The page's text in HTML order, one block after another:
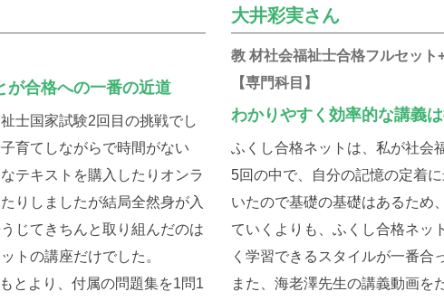
が合格への一番の近道
士国家試験2回目の挑戦でし
育てしながらで時間がない
テキストを購入したりオンラ
りしましたが結局全然身が入
じてきちんと取り組んだのは
トの講座だけでした。
とより、付属の問題集を1問1
大井彩実さん
教 材社会福祉士合格フルセッ
【専門科目】
わかりやすく効率的な講義は
ふくし合格ネットは、私が社会
5回の中で、自分の記憶の定着
いたので基礎の基礎はあるため
ていくよりも、ふくし合格ネッ
く学習できるスタイルが一番合
また、海老澤先生の講義動画を